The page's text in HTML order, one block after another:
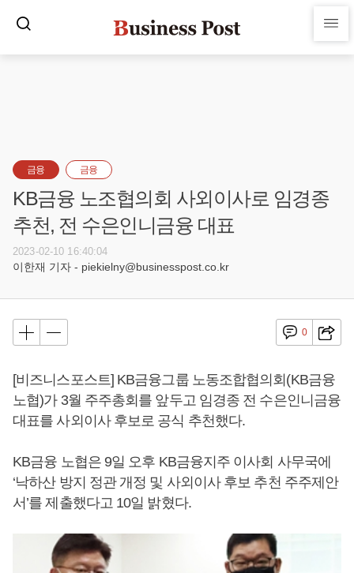
금융 금융
KB금융 노조협의회 사외이사로 임경종
추천, 전 수은인니금융 대표
2023-02-10 16:40:04
이한재 기자 - piekielny@businesspost.co.kr
0
[비즈니스포스트] KB금융그룹 노동조합협의회(KB금융
노협)가 3월 주주총회를 앞두고 임경종 전 수은인니금융
대표를 사외이사 후보로 공식 추천했다.
KB금융 노협은 9일 오후 KB금융지주 이사회 사무국에
‘낙하산 방지 정관 개정 및 사외이사 후보 추천 주주제안
서’를 제출했다고 10일 밝혔다.